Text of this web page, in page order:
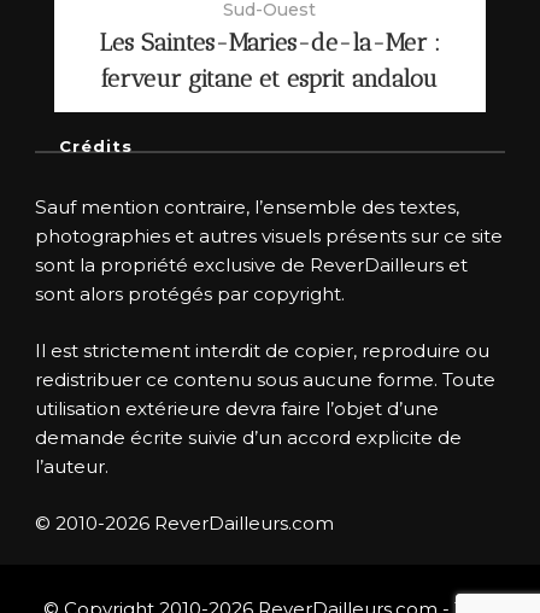
Sud-Ouest
Les Saintes-Maries-de-la-Mer :
ferveur gitane et esprit andalou
Crédits
Sauf mention contraire, l’ensemble des textes,
photographies et autres visuels présents sur ce site
sont la propriété exclusive de ReverDailleurs et
sont alors protégés par copyright.
Il est strictement interdit de copier, reproduire ou
redistribuer ce contenu sous aucune forme. Toute
utilisation extérieure devra faire l’objet d’une
demande écrite suivie d’un accord explicite de
l’auteur.
© 2010-2026 ReverDailleurs.com